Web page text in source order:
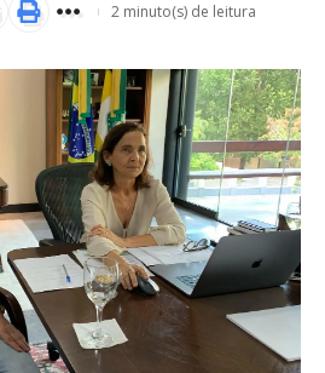
2 minuto(s) de leitura